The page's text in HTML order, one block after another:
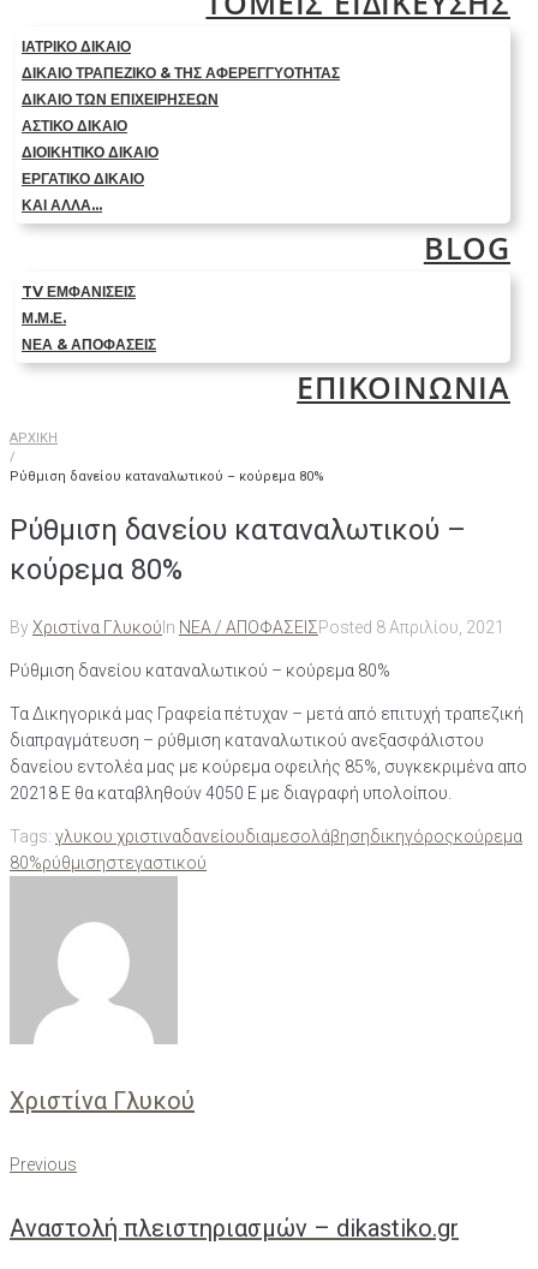
ΙΑΤΡΙΚΟ ΔΙΚΑΙΟ
ΔΙΚΑΙΟ ΤΡΑΠΕΖΙΚΟ & ΤΗΣ ΑΦΕΡΕΓΓΥΟΤΗΤΑΣ
ΔΙΚΑΙΟ ΤΩΝ ΕΠΙΧΕΙΡΗΣΕΩΝ
ΑΣΤΙΚΟ ΔΙΚΑΙΟ
ΔΙΟΙΚΗΤΙΚΟ ΔΙΚΑΙΟ
ΕΡΓΑΤΙΚΟ ΔΙΚΑΙΟ
ΚΑΙ ΑΛΛΑ…
BLOG
TV ΕΜΦΑΝΙΣΕΙΣ
Μ.Μ.Ε.
ΝΕΑ & ΑΠΟΦΑΣΕΙΣ
ΕΠΙΚΟΙΝΩΝΙΑ
ΑΡΧΙΚΗ
/
Ρύθμιση δανείου καταναλωτικού – κούρεμα 80%
Ρύθμιση δανείου καταναλωτικού –
κούρεμα 80%
ByΧριστίνα Γλυκού In ΝΕΑ / ΑΠΟΦΑΣΕΙΣPosted 8 Απριλίου, 2021
Ρύθμιση δανείου καταναλωτικού – κούρεμα 80%
Τα Δικηγορικά μας Γραφεία πέτυχαν – μετά από επιτυχή τραπεζική
διαπραγμάτευση – ρύθμιση καταναλωτικού ανεξασφάλιστου
δανείου εντολέα μας με κούρεμα οφειλής 85%, συγκεκριμένα απο
20218 Ε θα καταβληθούν 4050 Ε με διαγραφή υπολοίπου.
Tags: γλυκου χριστιναδανείουδιαμεσολάβησηδικηγόροςκούρεμα
80%ρύθμισηστεγαστικού
Χριστίνα Γλυκού
Πλοήγηση
άρθρων
Previous
Previous
Αναστολή πλειστηριασμών – dikastiko.gr